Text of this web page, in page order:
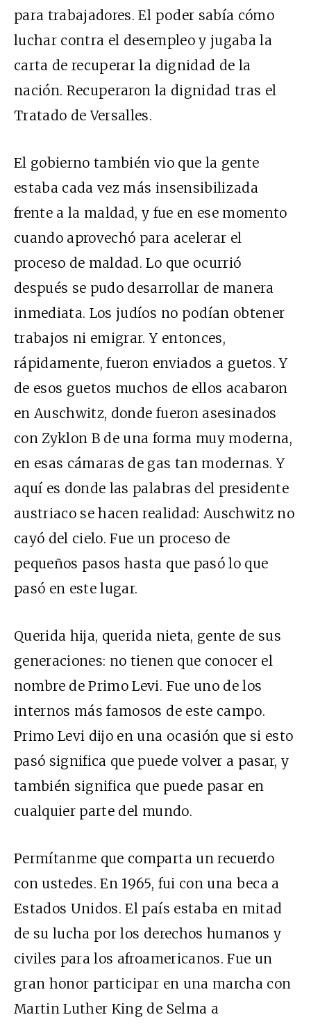
para trabajadores. El poder sabía cómo
luchar contra el desempleo y jugaba la
carta de recuperar la dignidad de la
nación. Recuperaron la dignidad tras el
Tratado de Versalles.
El gobierno también vio que la gente
estaba cada vez más insensibilizada
frente a la maldad, y fue en ese momento
cuando aprovechó para acelerar el
proceso de maldad. Lo que ocurrió
después se pudo desarrollar de manera
inmediata. Los judíos no podían obtener
trabajos ni emigrar. Y entonces,
rápidamente, fueron enviados a guetos. Y
de esos guetos muchos de ellos acabaron
en Auschwitz, donde fueron asesinados
con Zyklon B de una forma muy moderna,
en esas cámaras de gas tan modernas. Y
aquí es donde las palabras del presidente
austriaco se hacen realidad: Auschwitz no
cayó del cielo. Fue un proceso de
pequeños pasos hasta que pasó lo que
pasó en este lugar.
Querida hija, querida nieta, gente de sus
generaciones: no tienen que conocer el
nombre de Primo Levi. Fue uno de los
internos más famosos de este campo.
Primo Levi dijo en una ocasión que si esto
pasó significa que puede volver a pasar, y
también significa que puede pasar en
cualquier parte del mundo.
Permítanme que comparta un recuerdo
con ustedes. En 1965, fui con una beca a
Estados Unidos. El país estaba en mitad
de su lucha por los derechos humanos y
civiles para los afroamericanos. Fue un
gran honor participar en una marcha con
Martin Luther King de Selma a